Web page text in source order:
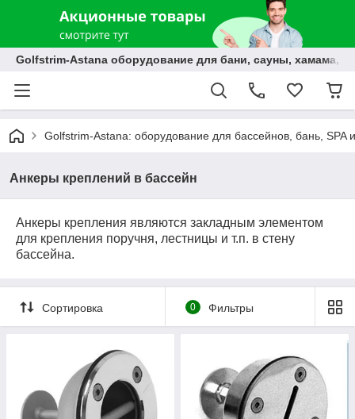
Golfstrim-Astana оборудование для бани, сауны, хамама,
Golfstrim-Astana: оборудование для бассейнов, бань, SPA
Анкеры креплений в бассейн
Анкеры крепления являются закладным элементом
для крепления поручня, лестницы и т.п. в стену
бассейна.
Сортировка 0 Фильтры